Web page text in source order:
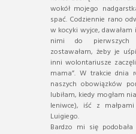
wokół mojego
spać. Codziennie rano
w kocyki wyjce,
nimi do
zostawałam, żeby je
inni wolontariusze
mama”. W trakcie dnia
naszych obowiązków
lubiłam, kiedy mogłam
leniwce), iść z
Luigiego.
Bardzo mi się